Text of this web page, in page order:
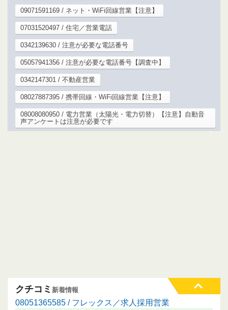
09071591169 / ネット・WiFi回線営業【注意】
07031520497 / 住宅／営業電話
0342139630 / 注意が必要な電話番号
05057941356 / 注意が必要な電話番号【調査中】
0342147301 / 不動産営業
08027887395 / 携帯回線・WiFi回線営業【注意】
08008080950 / 電力営業（太陽光・電力切替）【注意】自動音
声アンケートは注意が必要です
クチコミ 新着情報
08051365585 / フレックス／求人採用営業